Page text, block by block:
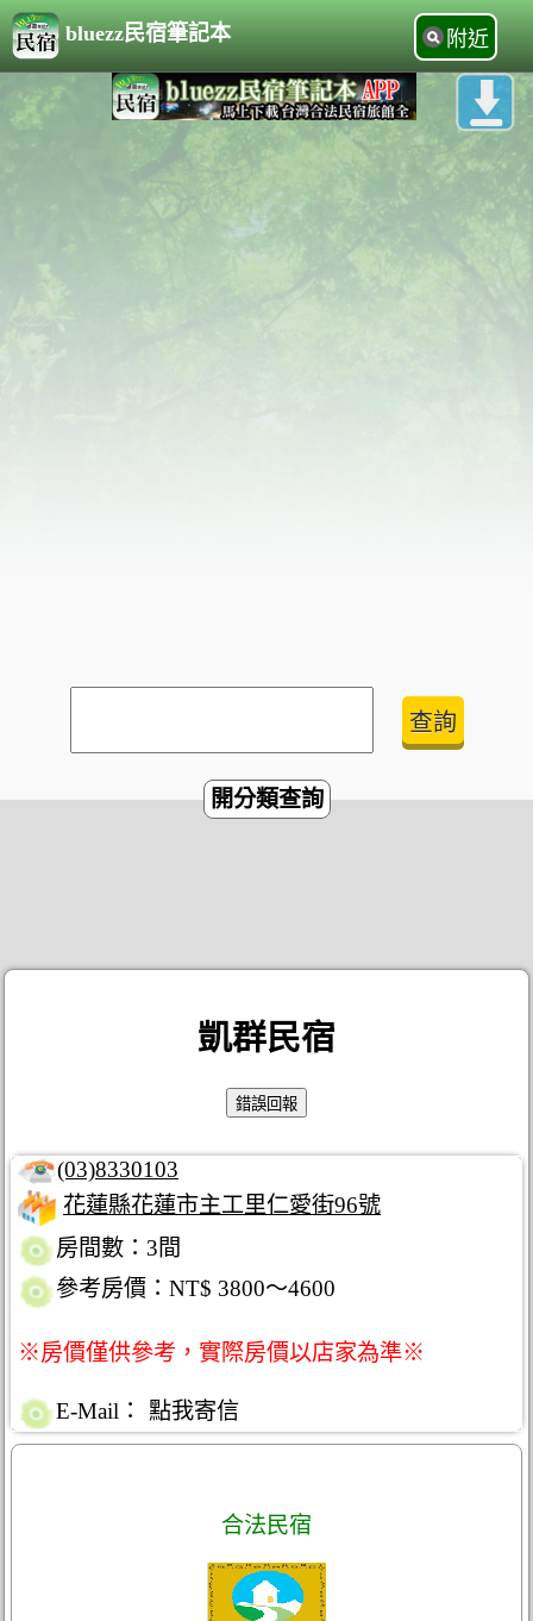
bluezz民宿筆記本 附近
開分類查詢
凱群民宿
(03)8330103
花蓮縣花蓮市主工里仁愛街96號
房間數：3間
參考房價：NT$ 3800～4600
※房價僅供參考，實際房價以店家為準※
E-Mail： 點我寄信
合法民宿